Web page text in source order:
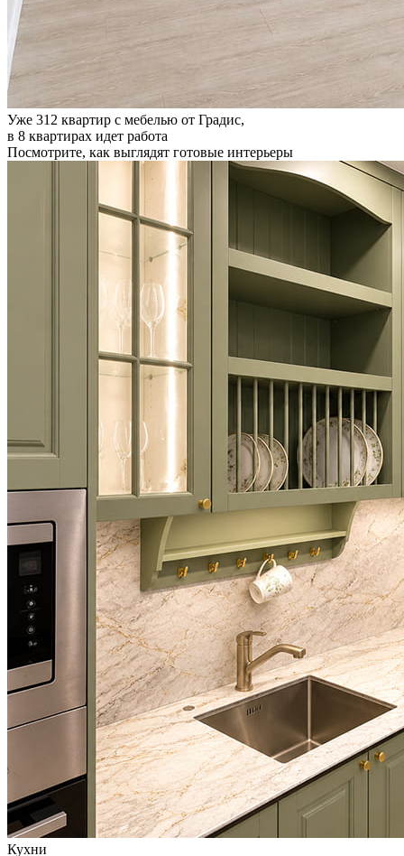
Уже 312 квартир с мебелью от Градис,
в 8 квартирах идет работа
Посмотрите, как выглядят готовые интерьеры
Кухни